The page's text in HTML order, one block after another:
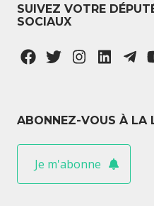
SUIVEZ VOTRE
SOCIAUX
ABONNEZ-VOUS À LA
Je m'abonne